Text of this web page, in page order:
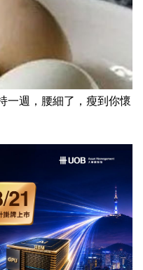
一週，腰細了，瘦到你懷